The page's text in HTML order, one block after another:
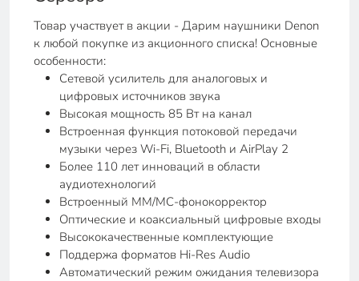
Товар участвует в акции - Дарим наушники Denon
к любой покупке из акционного списка! Основные
особенности:
Сетевой усилитель для аналоговых и
цифровых источников звука
Высокая мощность 85 Вт на канал
Встроенная функция потоковой передачи
музыки через Wi-Fi, Bluetooth и AirPlay 2
Более 110 лет инноваций в области
аудиотехнологий
Встроенный MM/MC-фонокорректор
Оптические и коаксиальный цифровые входы
Высококачественные комплектующие
Поддержа форматов Hi-Res Audio
Автоматический режим ожидания телевизора